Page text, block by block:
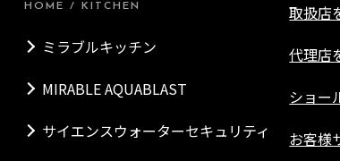
HOME / KITCHEN
ミラブルキッチン
MIRABLE AQUABLAST
サイエンスウォーターセキュリティ
取扱店
代理店
ショー
お客様